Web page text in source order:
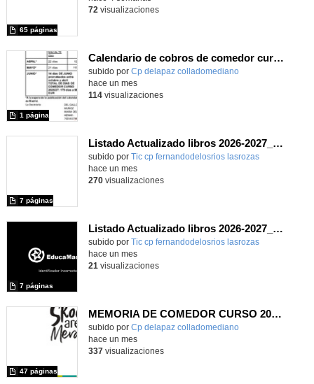
65 páginas
72 visualizaciones
Calendario de cobros de comedor curso 2026/27
Contenido educativo.
subido por Cp delapaz colladomediano
1 página
-
hace un mes
114visualizaciones
Listado Actualizado libros 2026-2027_CEIP FDLR_Las Rozas
Contenido educativo.
subido por Tic cp fernandodelosrios lasrozas
7 páginas
-
hace un mes
270visualizaciones
Listado Actualizado libros 2026-2027_CEIP FDLR_Las Rozas
Contenido educativo.
subido por Tic cp fernandodelosrios lasrozas
7 páginas
-
hace un mes
21 visualizaciones
MEMORIA DE COMEDOR CURSO 2025/26
Contenido educativo.
subido por Cp delapaz colladomediano
47 páginas
-
hace un mes
337visualizaciones